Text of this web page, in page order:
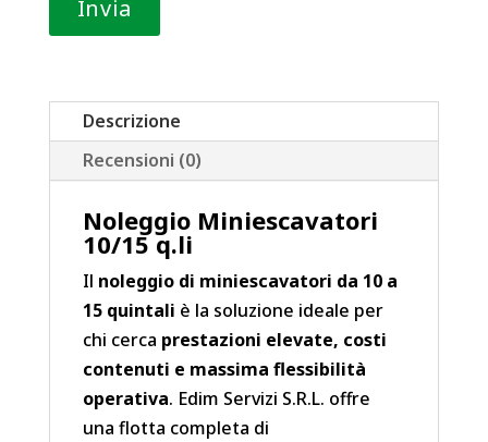
Descrizione
Recensioni (0)
Noleggio Miniescavatori
10/15 q.li
Il noleggio di miniescavatori da 10 a
15 quintali è la soluzione ideale per
chi cerca prestazioni elevate, costi
contenuti e massima flessibilità
operativa. Edim Servizi S.R.L. offre
una flotta completa di